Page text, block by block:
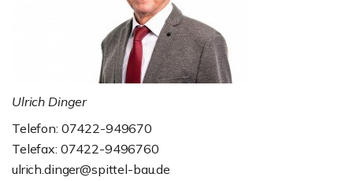
Ulrich Dinger
Telefon: 07422-949670
Telefax: 07422-9496760
ulrich.dinger@spittel-bau.de